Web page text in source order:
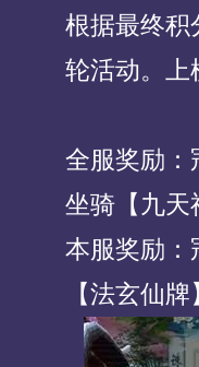
根据最终积
轮活动。上
全服奖励：
坐骑【九天
本服奖励：
【法玄仙